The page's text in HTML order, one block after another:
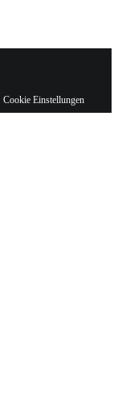
Cookie Einstellungen